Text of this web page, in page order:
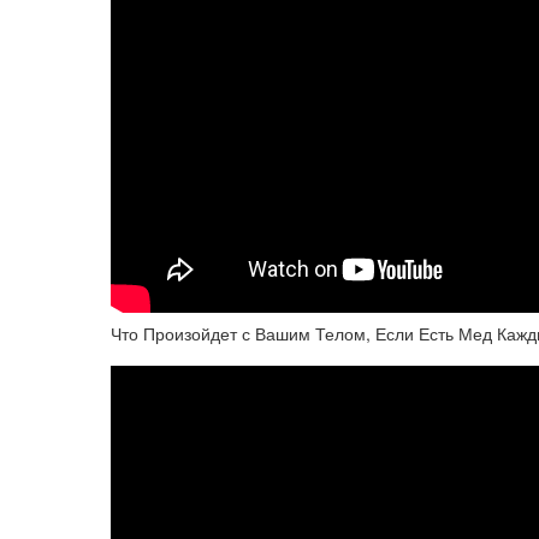
Что Произойдет с Вашим Телом, Если Есть Мед